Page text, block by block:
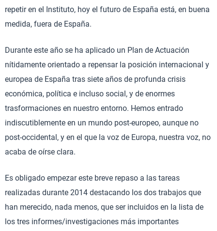
repetir en el Instituto, hoy el futuro de España está, en buena
medida, fuera de España.
Durante este año se ha aplicado un Plan de Actuación
nítidamente orientado a repensar la posición internacional y
europea de España tras siete años de profunda crisis
económica, política e incluso social, y de enormes
trasformaciones en nuestro entorno. Hemos entrado
indiscutiblemente en un mundo post-europeo, aunque no
post-occidental, y en el que la voz de Europa, nuestra voz, no
acaba de oírse clara.
Es obligado empezar este breve repaso a las tareas
realizadas durante 2014 destacando los dos trabajos que
han merecido, nada menos, que ser incluidos en la lista de
los tres informes/investigaciones más importantes